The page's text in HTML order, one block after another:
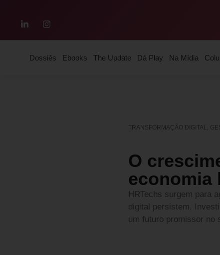
Dossiês Ebooks The Update Dá Play Na Mídia
TRANSFORMAÇÃO DIGITAL,
O
economia
HRTechs surgem para
digital persistem.
um futuro promissor no